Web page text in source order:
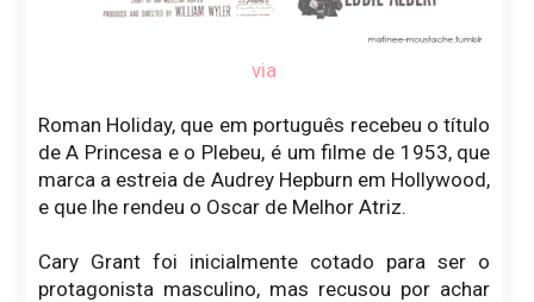
via
Roman Holiday, que em português recebeu o título
de A Princesa e o Plebeu, é um filme de 1953, que
marca a estreia de Audrey Hepburn em Hollywood,
e que lhe rendeu o Oscar de Melhor Atriz.
Cary Grant foi inicialmente cotado para ser o
protagonista masculino, mas recusou por achar